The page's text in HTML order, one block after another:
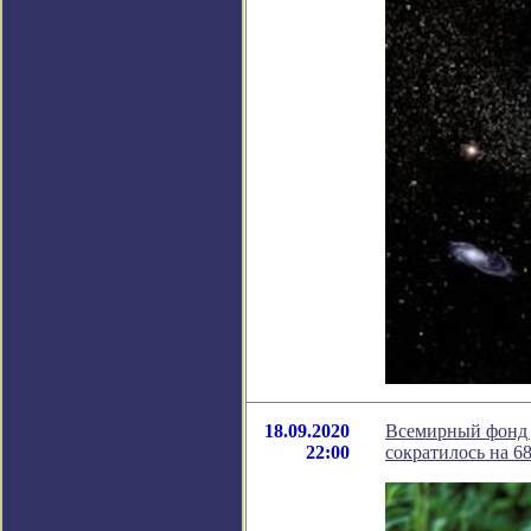
18.09.2020
22:00
Всемирный фонд
сократилось на